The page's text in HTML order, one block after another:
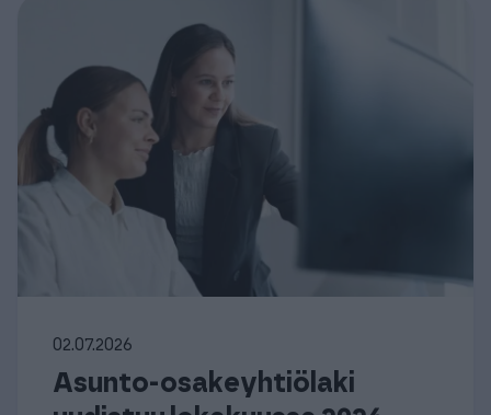
02.07.2026
Asunto-osakeyhtiölaki